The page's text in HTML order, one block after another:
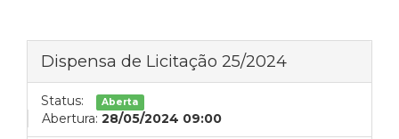
Dispensa de Licitação 25/2024
Status: Aberta
Abertura: 28/05/2024 09:00